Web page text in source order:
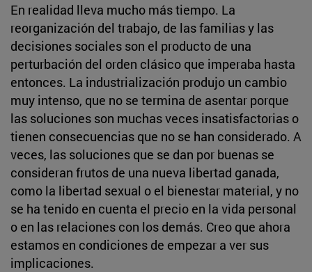
En realidad lleva mucho más tiempo. La
reorganización del trabajo, de las familias y las
decisiones sociales son el producto de una
perturbación del orden clásico que imperaba hasta
entonces. La industrialización produjo un cambio
muy intenso, que no se termina de asentar porque
las soluciones son muchas veces insatisfactorias o
tienen consecuencias que no se han considerado. A
veces, las soluciones que se dan por buenas se
consideran frutos de una nueva libertad ganada,
como la libertad sexual o el bienestar material, y no
se ha tenido en cuenta el precio en la vida personal
o en las relaciones con los demás. Creo que ahora
estamos en condiciones de empezar a ver sus
implicaciones.